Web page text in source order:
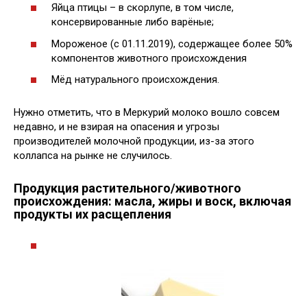
Яйца птицы – в скорлупе, в том числе,
консервированные либо варёные;
Мороженое (с 01.11.2019), содержащее более 50%
компонентов животного происхождения
Мёд натурального происхождения.
Нужно отметить, что в Меркурий молоко вошло совсем
недавно, и не взирая на опасения и угрозы
производителей молочной продукции, из-за этого
коллапса на рынке не случилось.
Продукция растительного/животного
происхождения: масла, жиры и воск, включая
продукты их расщепления